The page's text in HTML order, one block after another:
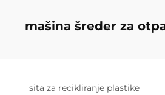
mašina šreder za
sita za recikliranje plastike